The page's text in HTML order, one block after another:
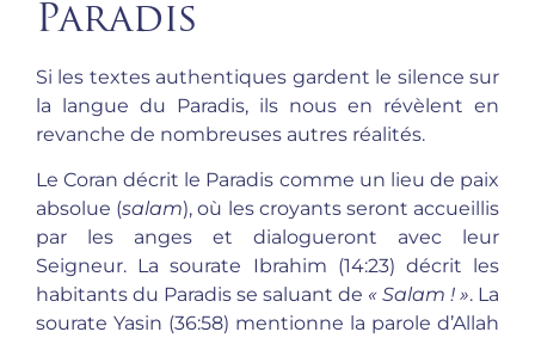
Paradis
Si les textes authentiques gardent le silence sur
la langue du Paradis, ils nous en révèlent en
revanche de nombreuses autres réalités.
Le Coran décrit le Paradis comme un lieu de paix
absolue (salam), où les croyants seront accueillis
par les anges et dialogueront avec leur
Seigneur. La sourate Ibrahim (14:23) décrit les
habitants du Paradis se saluant de « Salam ! ». La
sourate Yasin (36:58) mentionne la parole d’Allah